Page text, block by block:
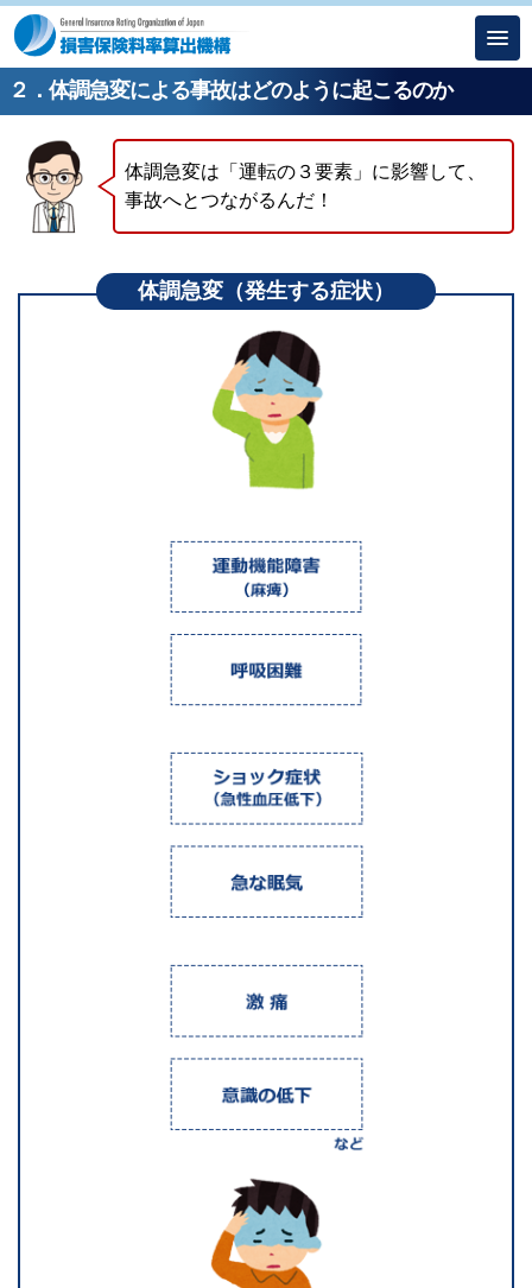
２．体調急変による事故はどのように起こるのか
体調急変は「運転の３要素」に影響して、
事故へとつながるんだ！
体調急変（発生する症状）